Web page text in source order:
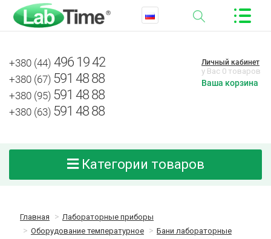
+380 (44) 496 19 42
+380 (67) 591 48 88
+380 (95) 591 48 88
+380 (63) 591 48 88
Личный кабинет
у Вас 0 товаров
Ваша корзина
Категории товаров
Главная
Лабораторные приборы
Оборудование температурное
Бани лабораторные